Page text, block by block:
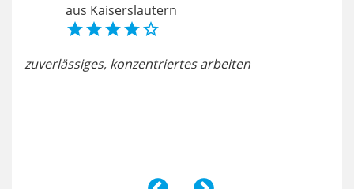
aus Kaiserslautern

zuverlässiges, konzentriertes arbeiten